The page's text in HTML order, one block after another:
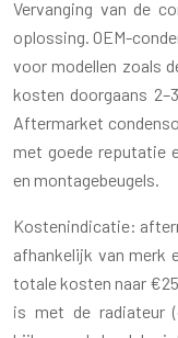
Vervanging van de
oplossing. OEM-
voor modellen zoals
kosten doorgaans
Aftermarket
met goede reputatie
en montagebeugels.
Kostenindicatie:
afhankelijk van merk
totale kosten naar
is met de radiateur